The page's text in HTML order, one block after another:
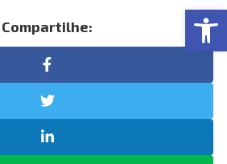
Compartilhe: